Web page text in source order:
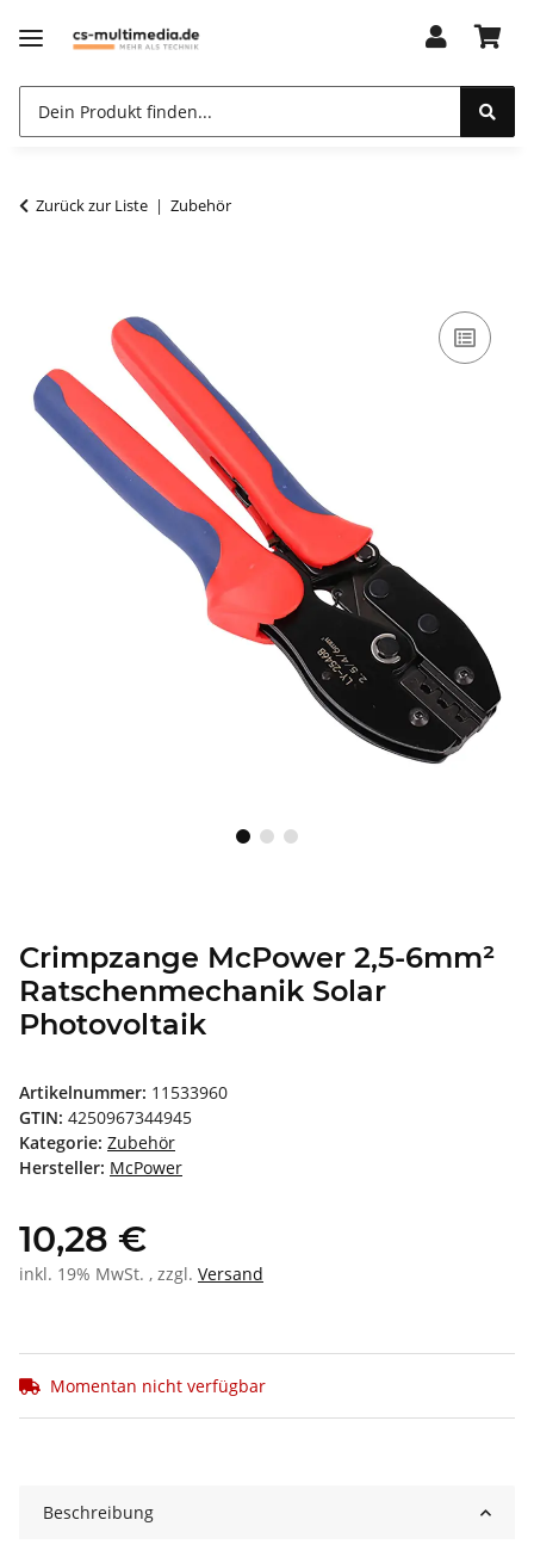
Zurück zur Liste Zubehör
Crimpzange McPower 2,5-6mm²
Ratschenmechanik Solar
Photovoltaik
Artikelnummer: 11533960
GTIN: 4250967344945
Kategorie: Zubehör
Hersteller: McPower
10,28 €
inkl. 19% MwSt. , zzgl. Versand
Momentan nicht verfügbar
Beschreibung